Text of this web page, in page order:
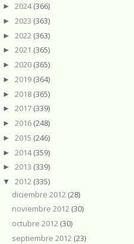
► 2024(366)
► 2023 (363)
► 2022 (363)
► 2021 (365)
► 2020 (365)
► 2019 (364)
► 2018 (365)
► 2017 (339)
► 2016 (248)
► 2015 (246)
► 2014(359)
► 2013 (339)
▼ 2012 (335)
diciembre 2012 (28)
noviembre 2012 (30)
octubre 2012 (30)
septiembre 2012 (23)